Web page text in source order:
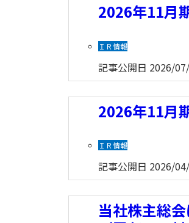
2026年11月
ＩＲ情報
記事公開日 2026/
2026年11月
ＩＲ情報
記事公開日 2026/
当社株主総